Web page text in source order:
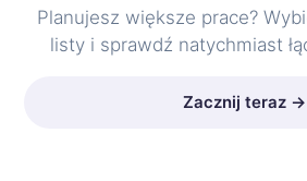
Planujesz większe prace?
listy i sprawdź natychmiast
Zacznij teraz →